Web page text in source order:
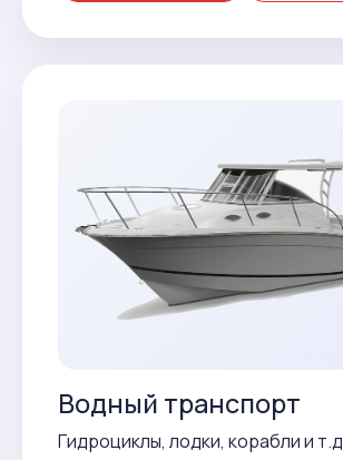
Водный транспорт
Гидроциклы, лодки, корабли и т.д